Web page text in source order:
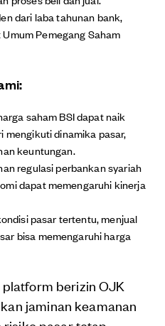
dari laba tahunan bank,
Pemegang Saham
saham BSI dapat naik
mengikuti dinamika pasar,
keuntungan.
regulasi perbankan syariah
dapat memengaruhi kinerja
pasar tertentu, menjual
bisa memengaruhi harga
berizin OJK
jaminan keamanan